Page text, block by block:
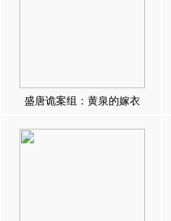
盛唐诡案组：黄泉的嫁衣